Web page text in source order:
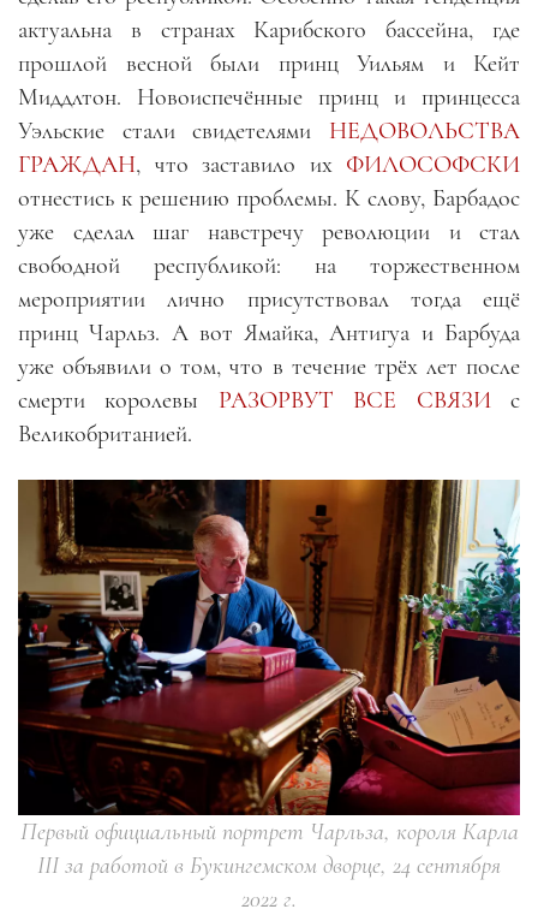
актуальна в странах Карибского бассейна, где
прошлой весной были принц Уильям и Кейт
Миддлтон. Новоиспечённые принц и принцесса
Уэльские стали свидетелями НЕДОВОЛЬСТВА
ГРАЖДАН, что заставило их ФИЛОСОФСКИ
отнестись к решению проблемы. К слову, Барбадос
уже сделал шаг навстречу революции и стал
свободной республикой: на торжественном
мероприятии лично присутствовал тогда ещё
принц Чарльз. А вот Ямайка, Антигуа и Барбуда
уже объявили о том, что в течение трёх лет после
смерти королевы РАЗОРВУТ ВСЕ СВЯЗИс
Великобританией.
Первый официальный портрет Чарльза, короля Карла
III за работой в Букингемском дворце, 24 сентября
2022 г.